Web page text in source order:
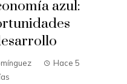
azul:
Hace 5